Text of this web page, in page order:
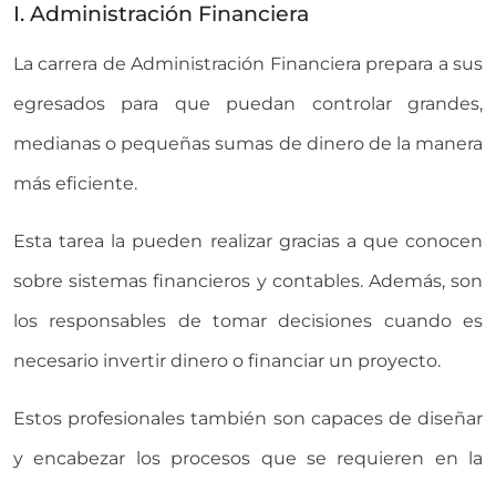
I. Administración Financiera
La carrera de Administración Financiera prepara a sus
egresados para que puedan controlar grandes,
medianas o pequeñas sumas de dinero de la manera
más eficiente.
Esta tarea la pueden realizar gracias a que conocen
sobre sistemas financieros y contables. Además, son
los responsables de tomar decisiones cuando es
necesario invertir dinero o financiar un proyecto.
Estos profesionales también son capaces de diseñar
y encabezar los procesos que se requieren en la